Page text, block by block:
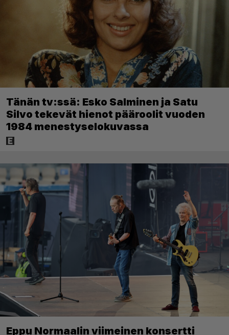
Tänän tv:ssä: Esko Salminen ja Satu
Silvo tekevät hienot pääroolit vuoden
1984 menestyselokuvassa
Eppu Normaalin viimeinen konsertti